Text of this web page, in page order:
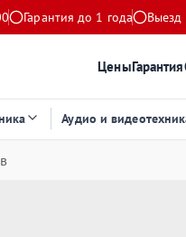
Гарантия до 1 года Выезд
ЦеныГарантия
Аудио и